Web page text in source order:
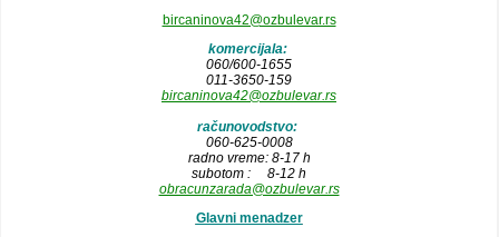
bircaninova42@ozbulevar.rs
komercijala:
060/600-1655
011-3650-159
bircaninova42@ozbulevar.rs
računovodstvo:
060-625-0008
radno vreme: 8-17 h
subotom : 8-12 h
obracunzarada@ozbulevar.rs
Glavni menadzer